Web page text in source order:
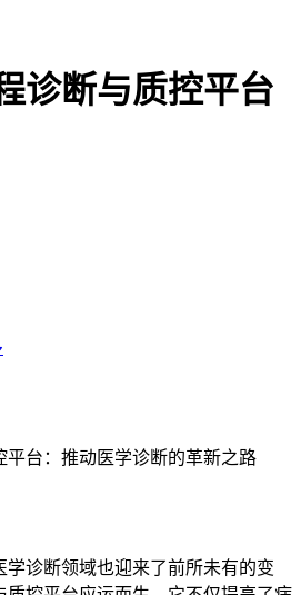
诊断与质控平台
平台：推动医学诊断的革新之路
学诊断领域也迎来了前所未有的变